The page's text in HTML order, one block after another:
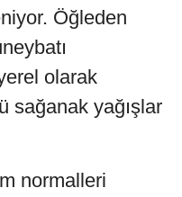
Öğleden
olarak
sağanak yağışlar
normalleri